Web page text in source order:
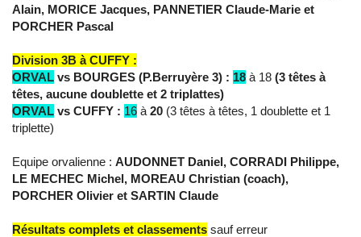
Alain, MORICE Jacques, PANNETIER Claude-Marie et
PORCHER Pascal
Division 3B à CUFFY :
ORVAL vs BOURGES (P.Berruyère 3) : 18 à 18 (3 têtes à
têtes, aucune doublette et 2 triplattes)
ORVAL vs CUFFY : 16 à 20 (3 têtes à têtes, 1 doublette et 1
triplette)
Equipe orvalienne : AUDONNET Daniel, CORRADI Philippe,
LE MECHEC Michel, MOREAU Christian (coach),
PORCHER Olivier et SARTIN Claude
Résultats complets et classements sauf erreur